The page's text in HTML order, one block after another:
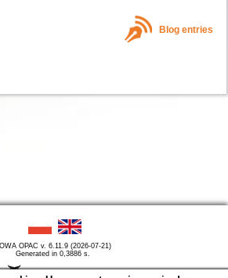
Blog entries
OPAC v. 6.11.9 (2026-07-21)
Generated in 0,3886 s.